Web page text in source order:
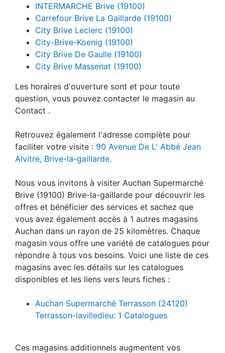
INTERMARCHE Brive (19100)
Carrefour Brive La Gaillarde (19100)
City Brive Leclerc (19100)
City-Brive-Koenig (19100)
City Brive De Gaulle (19100)
City Brive Massenat (19100)
Les horaires d'ouverture sont et pour toute
question, vous pouvez contacter le magasin au
Contact .
Retrouvez également l'adresse complète pour
faciliter votre visite : 90 Avenue De L' Abbé Jean
Alvitre, Brive-la-gaillarde.
Nous vous invitons à visiter Auchan Supermarché
Brive (19100) Brive-la-gaillarde pour découvrir les
offres et bénéficier des services et sachez que
vous avez également accès à 1 autres magasins
Auchan dans un rayon de 25 kilomètres. Chaque
magasin vous offre une variété de catalogues pour
répondre à tous vos besoins. Voici une liste de ces
magasins avec les détails sur les catalogues
disponibles et les liens vers leurs fiches :
Auchan Supermarché Terrasson (24120)
Terrasson-lavilledieu: 1 Catalogues
Ces magasins additionnels augmentent vos